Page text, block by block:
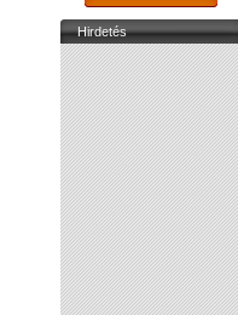
Hirdetés